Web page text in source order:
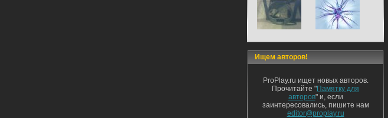
Ищем авторов!
ProPlay.ru ищет новых авторов.
Прочитайте "Памятку для
авторов" и, если
заинтересовались, пишите нам
editor@proplay.ru